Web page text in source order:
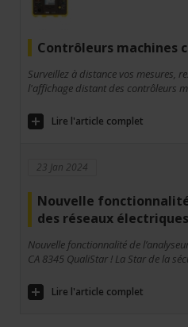
Contrôleurs machines
Surveillez à distance vos mesures,
l'affichage distant des contrôleurs
Lire l'article complet
23 Jan 2024
Nouvelle fonctionnalité
des réseaux
Nouvelle fonctionnalité de
CA 8345 QualiStar ! La Star de la
Lire l'article complet